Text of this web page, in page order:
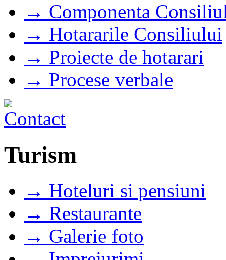
→ Componenta
→ Hotararile Consiliului
→ Proiecte de hotarari
→ Procese verbale
Turism
→ Hoteluri si pensiuni
→ Restaurante
→ Galerie foto